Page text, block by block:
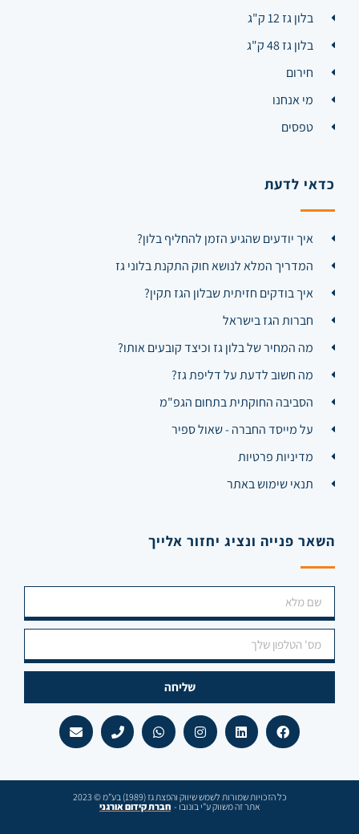
בלון גז 12 ק"ג
בלון גז 48 ק"ג
חירום
מי אנחנו
טפסים
כדאי לדעת
איך יודעים שהגיע הזמן להחליף בלון?
המדריך המלא לנושא חוק התקנת בלוני גז
איך בודקים חזיתית שבלון הגז תקין?
חברות הגז בישראל
מה המחיר של בלון גז וכיצד קובעים אותו?
מה חשוב לדעת על דליפת גז?
הסביבה החוקתית בתחום הגפ"מ
על מייסד החברה - שאול ספיר
מדיניות פרטיות
תנאי שימוש באתר
השאר פנייה ונציג יחזור אלייך
שליחה
כל הזכויות שמורות לשמש שיווק והפצת גז (1989) בע"מ © 2023
אתר זה משווק ע"י בונובו - חברת קידום אורגני